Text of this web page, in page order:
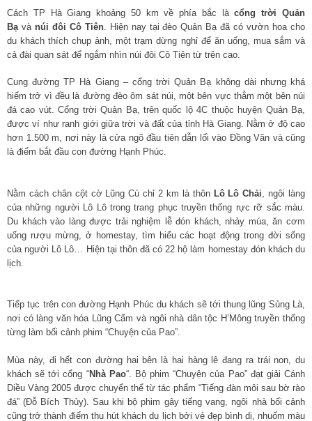
Cách TP Hà Giang khoảng 50 km về phía bắc làcổng trời Quản
Bạ và núi đôi Cô Tiên. Hiện nay tại đèo Quản Bạ đã có vườn hoa cho
du khách thích chụp ảnh, một trạm dừng nghỉ để ăn uống, mua sắm và
cả đài quan sát để ngắm nhìn núi đôi Cô Tiên từ trên cao.
Cung đường TP Hà Giang – cổng trời Quản Bạ không dài nhưng khá
hiểm trở vì đều là đường đèo ôm sát núi, một bên vực thẳm một bên núi
đá cao vút. Cổng trời Quản Bạ, trên quốc lộ 4C thuộc huyện Quản Bạ,
được ví như ranh giới giữa trời và đất của tỉnh Hà Giang. Nằm ở độ cao
hơn 1.500 m, nơi này là cửa ngõ đầu tiên dẫn lối vào Đồng Văn và cũng
là điểm bắt đầu con đường Hạnh Phúc.
Nằm cách chân cột cờ Lũng Cú chỉ 2 km là thôn Lô Lô Chải , ngôi làng
của những người Lô Lô trong trang phục truyền thống rực rỡ sắc màu.
Du khách vào làng được trải nghiệm lễ đón khách, nhảy múa, ăn cơm
uống rượu mừng, ở homestay, tìm hiểu các hoạt động trong đời sống
của người Lô Lô… Hiện tại thôn đã có 22 hộ làm homestay đón khách du
lịch.
Tiếp tục trên con đường Hạnh Phúc du khách sẽ tới thung lũng Sủng Là,
nơi có làng văn hóa Lũng Cẩm và ngôi nhà dân tộc H’Mông truyền thống
từng làm bối cảnh phim “Chuyện của Pao”.
Mùa này, đi hết con đường hai bên là hai hàng lê đang ra trái non, du
khách sẽ tới cổng “Nhà Pao“. Bộ phim “Chuyện của Pao” đạt giải Cánh
Diều Vàng 2005 được chuyển thể từ tác phẩm “Tiếng đàn môi sau bờ rào
đá” (Đỗ Bích Thủy). Sau khi bộ phim gây tiếng vang, ngôi nhà bối cảnh
cũng trở thành điểm thu hút khách du lịch bởi vẻ đẹp bình dị, nhuốm màu